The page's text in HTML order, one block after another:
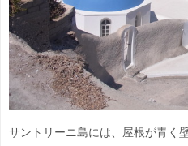
サントリーニ島には、屋根が青く